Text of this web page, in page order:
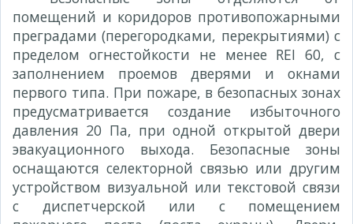
помещений и коридоров противопожарными
преградами (перегородками, перекрытиями) с
пределом огнестойкости не менее REI 60, с
заполнением проемов дверями и окнами
первого типа. При пожаре, в безопасных зонах
предусматривается создание избыточного
давления 20 Па, при одной открытой двери
эвакуационного выхода. Безопасные зоны
оснащаются селекторной связью или другим
устройством визуальной или текстовой связи
с диспетчерской или с помещением